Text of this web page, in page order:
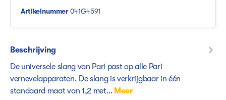
Artikelnummer041G4591
Beschrijving
De universele slang van Pari past op alle Pari
vernevelapparaten. De slang is verkrijgbaar in één
standaard maat van 1,2 met… Meer